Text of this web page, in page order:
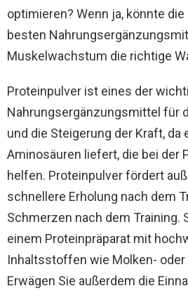
optimieren? Wenn ja, könnte
besten
Muskelwachstum die richtige
Proteinpulver ist eines der
Nahrungsergänzungsmittel für
und die Steigerung der Kraft, da
Aminosäuren liefert, die bei der
helfen. Proteinpulver fördert
schnellere Erholung nach dem
Schmerzen nach dem Training.
einem Proteinpräparat mit
Inhaltsstoffen wie Molken- oder
Erwägen Sie außerdem die